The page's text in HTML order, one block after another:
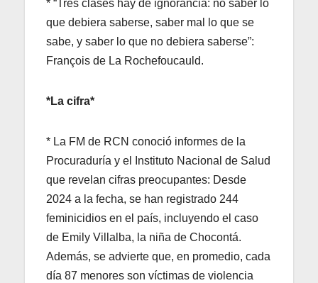
* “Tres clases hay de ignorancia: no saber lo
que debiera saberse, saber mal lo que se
sabe, y saber lo que no debiera saberse”:
François de La Rochefoucauld.
*La cifra*
* La FM de RCN conoció informes de la
Procuraduría y el Instituto Nacional de Salud
que revelan cifras preocupantes: Desde
2024 a la fecha, se han registrado 244
feminicidios en el país, incluyendo el caso
de Emily Villalba, la niña de Chocontá.
Además, se advierte que, en promedio, cada
día 87 menores son víctimas de violencia